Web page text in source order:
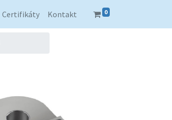
Certifikáty Kontakt 0